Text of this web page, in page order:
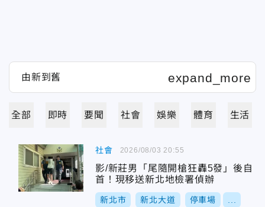
全部 即時 要聞 社會 娛樂 體育 生活
社會
影/新莊男「尾隨開槍狂轟5發」後自
首！現移送新北地檢署偵辦
新北市 新北大道 停車場
2026/08/03 20:55